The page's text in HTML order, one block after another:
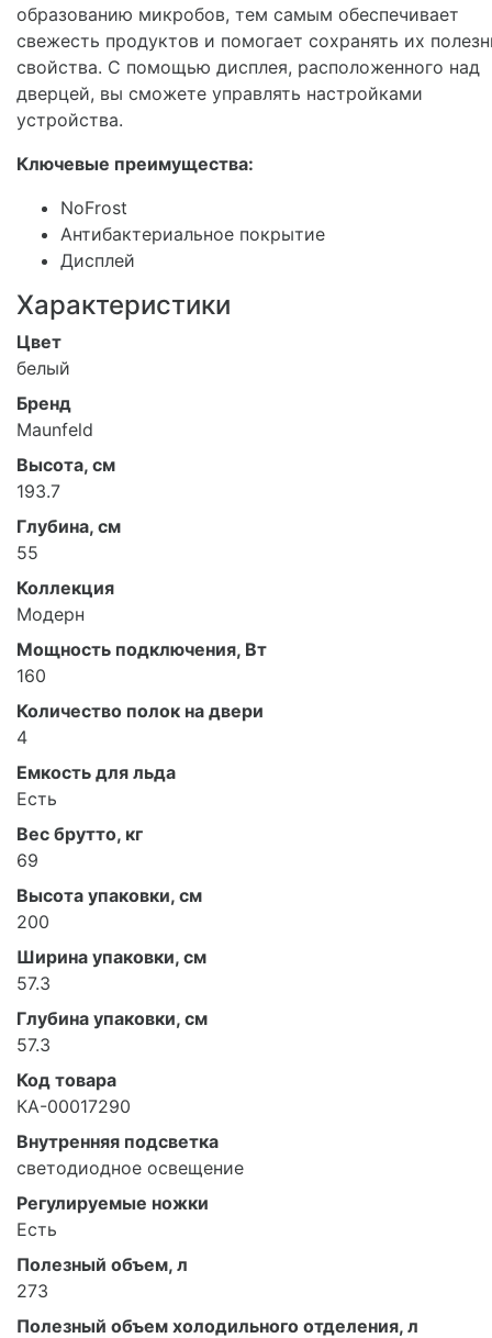
образованию микробов, тем самым обеспечивает
свежесть продуктов и помогает сохранять их
свойства. С помощью дисплея, расположенного над
дверцей, вы сможете управлять настройками
устройства.
Ключевые преимущества:
NoFrost
Антибактериальное покрытие
Дисплей
Характеристики
Цвет
белый
Бренд
Maunfeld
Высота, см
193.7
Глубина, см
55
Коллекция
Модерн
Мощность подключения, Вт
160
Количество полок на двери
4
Емкость для льда
Есть
Вес брутто, кг
69
Высота упаковки, см
200
Ширина упаковки, см
57.3
Глубина упаковки, см
57.3
Код товара
КА-00017290
Внутренняя подсветка
светодиодное освещение
Регулируемые ножки
Есть
Полезный объем, л
273
Полезный объем холодильного отделения, л